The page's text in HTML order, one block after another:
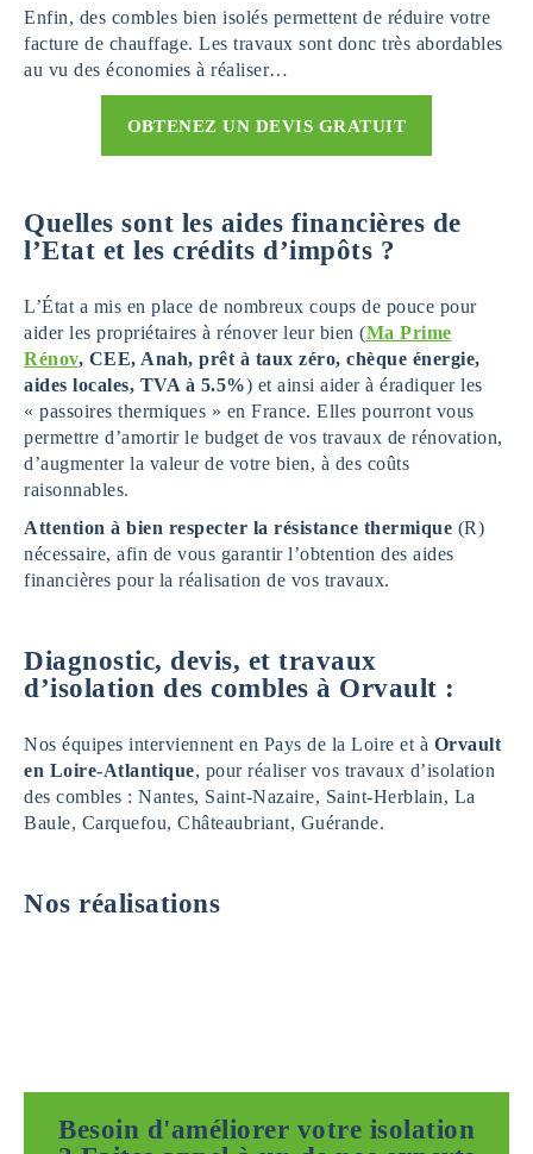
Enfin, des combles bien isolés permettent de réduire votre
facture de chauffage. Les travaux sont donc très abordables
au vu des économies à réaliser…
OBTENEZ UN DEVIS GRATUIT
Quelles sont les aides financières de
l’Etat et les crédits d’impôts ?
L’État a mis en place de nombreux coups de pouce pour
aider les propriétaires à rénover leur bien (Ma Prime
Rénov, CEE, Anah, prêt à taux zéro, chèque énergie,
aides locales, TVA à 5.5%) et ainsi aider à éradiquer les
« passoires thermiques » en France. Elles pourront vous
permettre d’amortir le budget de vos travaux de rénovation,
d’augmenter la valeur de votre bien, à des coûts
raisonnables.
Attention à bien respecter la résistance thermique (R)
nécessaire, afin de vous garantir l’obtention des aides
financières pour la réalisation de vos travaux.
Diagnostic, devis, et travaux
d’isolation des combles à Orvault :
Nos équipes interviennent en Pays de la Loire et à Orvault
en Loire-Atlantique, pour réaliser vos travaux d’isolation
des combles : Nantes, Saint-Nazaire, Saint-Herblain, La
Baule, Carquefou, Châteaubriant, Guérande.
Nos réalisations
Besoin d'améliorer votre isolation